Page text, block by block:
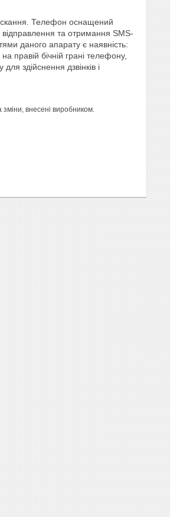
Телефон оснащений
та отримання SMS-
даного апарату є наявність:
правій бічній грані телефону,
здійснення дзвінків і
внесені виробником.